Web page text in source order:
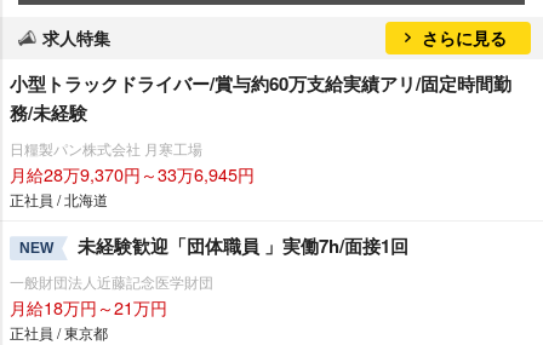
求人特集 さらに見る
小型トラックドライバー/賞与約60万支給実績アリ/固定時間勤
務/未経験
日糧製パン株式会社 月寒工場
月給28万9,370円～33万6,945円
正社員 / 北海道
NEW 未経験歓迎「団体職員 」実働7h/面接1回
一般財団法人近藤記念医学財団
月給18万円～21万円
正社員 / 東京都